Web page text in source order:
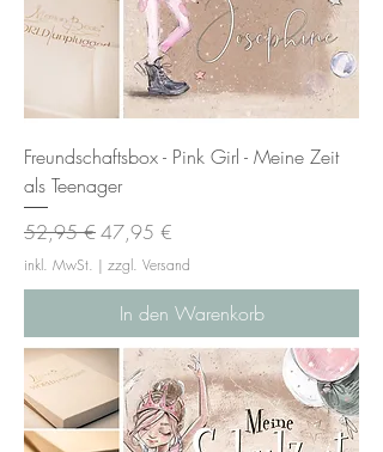
Freundschaftsbox - Pink Girl - Meine Zeit
als Teenager
Standardpreis
52,95 €Sale-Preis
47,95 €
inkl. MwSt. | zzgl. Versand
In den Warenkorb